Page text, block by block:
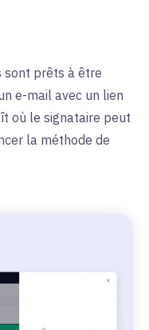
sont prêts à être
e-mail avec un lien
où le signataire peut
la méthode de